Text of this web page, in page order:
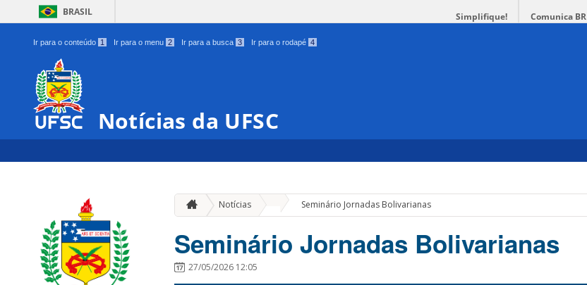
BRASIL Simplifique! Comunica BR
Ir para o conteúdo 1 Ir para o menu 2 Ir para a busca 3 Ir para o rodapé 4
Notícias da UFSC
Notícias Seminário Jornadas Bolivarianas
Seminário Jornadas Bolivarianas
27/05/2026 12:05